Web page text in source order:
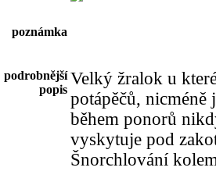
poznámka
podrobnější
popis
Velký žralok u
potápěčů, nicméně
během ponorů
vyskytuje pod
Šnorchlování